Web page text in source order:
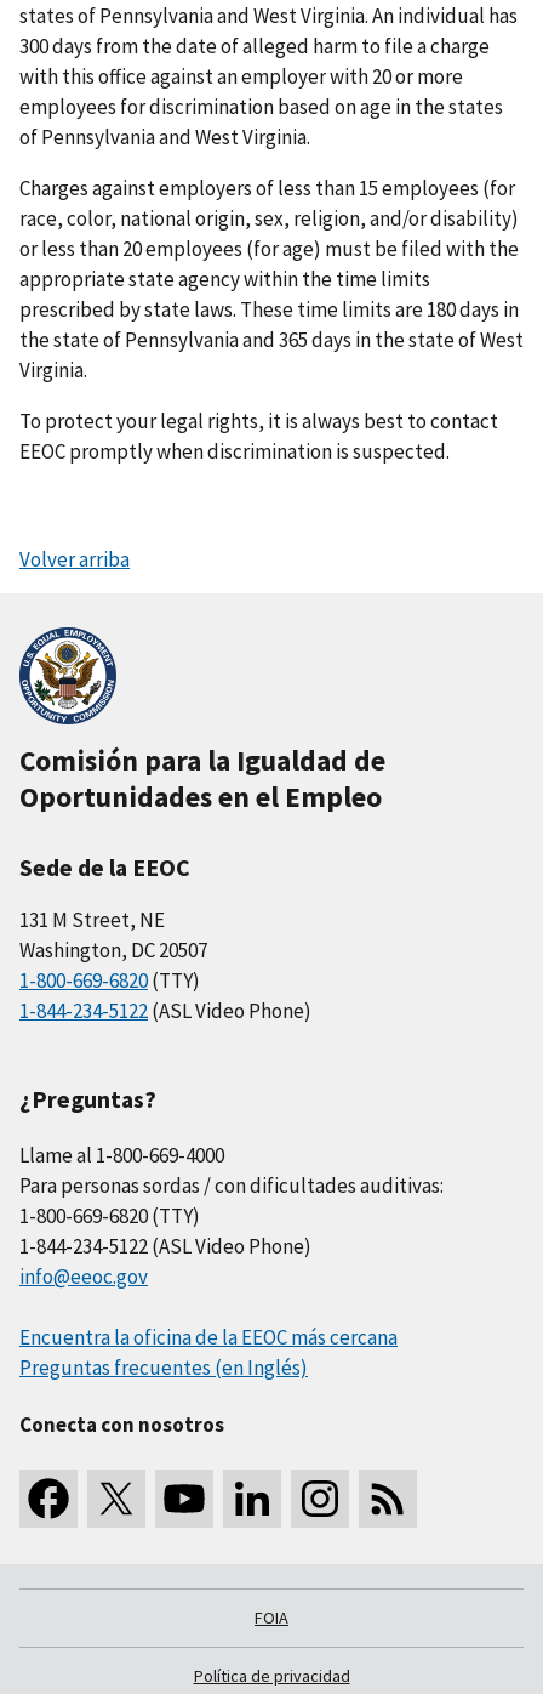
states of Pennsylvania and West Virginia. An individual has
300 days from the date of alleged harm to file a charge
with this office against an employer with 20 or more
employees for discrimination based on age in the states
of Pennsylvania and West Virginia.
Charges against employers of less than 15 employees (for
race, color, national origin, sex, religion, and/or disability)
or less than 20 employees (for age) must be filed with the
appropriate state agency within the time limits
prescribed by state laws. These time limits are 180 days in
the state of Pennsylvania and 365 days in the state of West
Virginia.
To protect your legal rights, it is always best to contact
EEOC promptly when discrimination is suspected.
Volver arriba
Comisión para la Igualdad de
Oportunidades en el Empleo
Sede de la EEOC
131 M Street, NE
Washington, DC 20507
1-800-669-6820(TTY)
1-844-234-5122(ASL Video Phone)
¿Preguntas?
Llame al 1-800-669-4000
Para personas sordas / con dificultades auditivas:
1-800-669-6820 (TTY)
1-844-234-5122 (ASL Video Phone)
info@eeoc.gov
Encuentra la oficina de la EEOC más cercana
Preguntas frecuentes (en Inglés)
Conecta con nosotros
FOIA
Política de privacidad